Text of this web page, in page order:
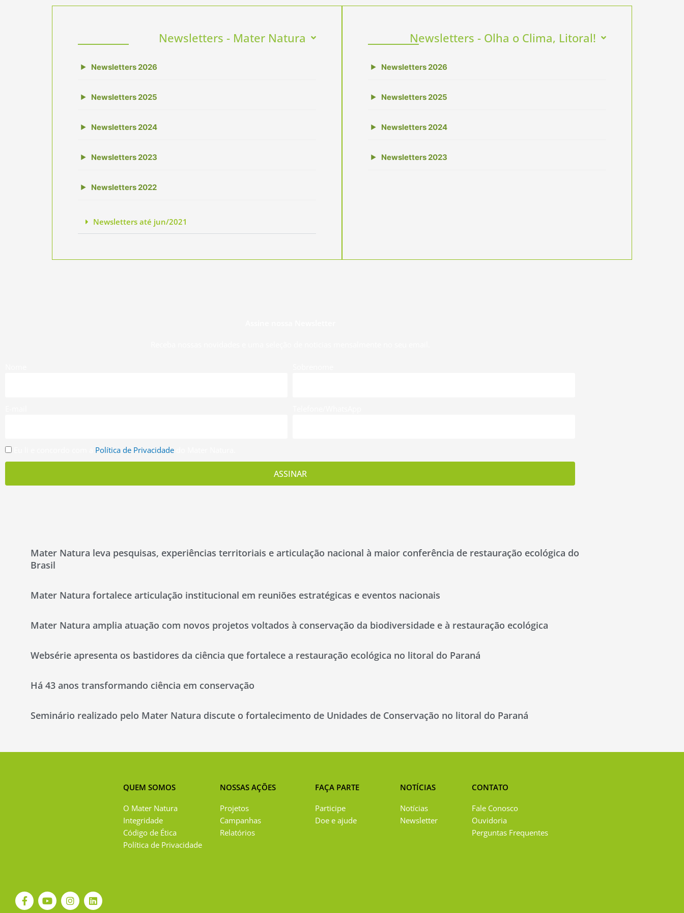
Newsletters - Mater Natura
▶ Newsletters 2026
▶ Newsletters 2025
▶ Newsletters 2024
▶ Newsletters 2023
▶ Newsletters 2022
Newsletters até jun/2021
Newsletters - Olha o Clima, Litoral!
▶ Newsletters 2026
▶ Newsletters 2025
▶ Newsletters 2024
▶ Newsletters 2023
Política de Privacidade
ASSINAR
Mater Natura leva pesquisas, experiências territoriais e articulação nacional à maior conferência de restauração ecológica do
Brasil
Mater Natura fortalece articulação institucional em reuniões estratégicas e eventos nacionais
Mater Natura amplia atuação com novos projetos voltados à conservação da biodiversidade e à restauração ecológica
Websérie apresenta os bastidores da ciência que fortalece a restauração ecológica no litoral do Paraná
Há 43 anos transformando ciência em conservação
Seminário realizado pelo Mater Natura discute o fortalecimento de Unidades de Conservação no litoral do Paraná
F
a
Y
o
I
n
L
i
QUEM SOMOS
O Mater Natura
Integridade
Código de Ética
Política de Privacidade
NOSSAS AÇÕES
Projetos
Campanhas
Relatórios
FAÇA PARTE
Participe
Doe e ajude
NOTÍCIAS
Notícias
Newsletter
CONTATO
Fale Conosco
Ouvidoria
Perguntas Frequentes